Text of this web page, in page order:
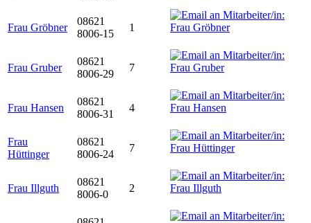
Frau Gröbner
08621
8006-15
1
Frau Gruber
08621
8006-29
7
Frau Hansen
08621
8006-31
4
Frau
Hüttinger
08621
8006-24
7
Frau Illguth
08621
8006-0
2